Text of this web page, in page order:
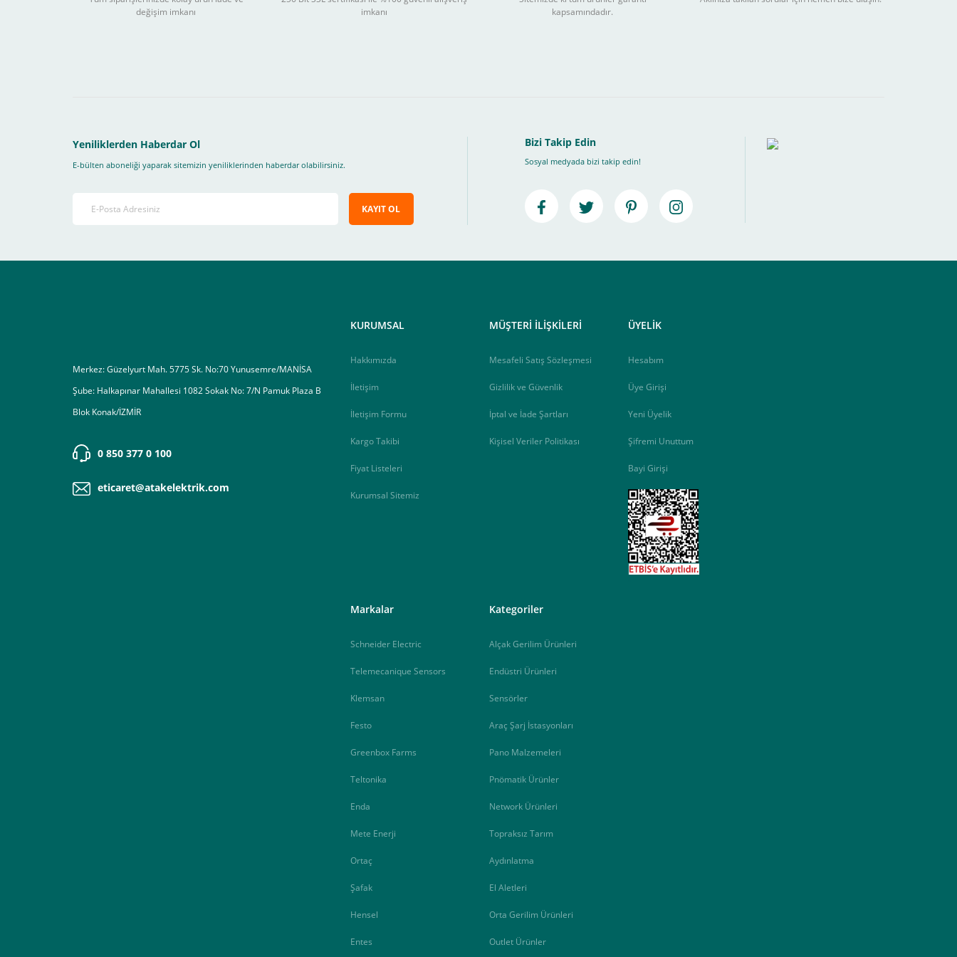
Sitemizden yapacağınız tüm alışverişlerde aşağıdaki adımları takip ederek peşin fiyatına 3 Taksit seçenekleri bankaya göre değişebilir
4-Son olarak siparişi vermiş olduğunuz e-posta adresinize ileteceğimiz link üzerinden tıklayarak 3D Secure güvenli ödeme ile ödemenizi tamamlayabilirsiniz ,
değişim imkanı
imkanı
kapsamındadır.
Yeniliklerden Haberdar Ol
E-bülten aboneliği yaparak sitemizin yeniliklerinden haberdar olabilirsiniz.
KAYIT OL
Bizi Takip Edin
Sosyal medyada bizi takip edin!
Merkez: Güzelyurt Mah. 5775 Sk. No:70 Yunusemre/MANİSA
Şube: Halkapınar Mahallesi 1082 Sokak No: 7/N Pamuk Plaza B
Blok Konak/İZMİR
0 850 377 0 100
eticaret@atakelektrik.com
KURUMSAL
Hakkımızda
İletişim
İletişim Formu
Kargo Takibi
Fiyat Listeleri
Kurumsal Sitemiz
MÜŞTERİ İLİŞKİLERİ
Mesafeli Satış Sözleşmesi
Gizlilik ve Güvenlik
İptal ve İade Şartları
Kişisel Veriler Politikası
ÜYELİK
Hesabım
Üye Girişi
Yeni Üyelik
Şifremi Unuttum
Bayi Girişi
Markalar
Schneider Electric
Telemecanique Sensors
Klemsan
Festo
Greenbox Farms
Teltonika
Enda
Mete Enerji
Ortaç
Şafak
Hensel
Entes
Kategoriler
Alçak Gerilim Ürünleri
Endüstri Ürünleri
Sensörler
Araç Şarj İstasyonları
Pano Malzemeleri
Pnömatik Ürünler
Network Ürünleri
Topraksız Tarım
Aydınlatma
El Aletleri
Orta Gerilim Ürünleri
Outlet Ürünler